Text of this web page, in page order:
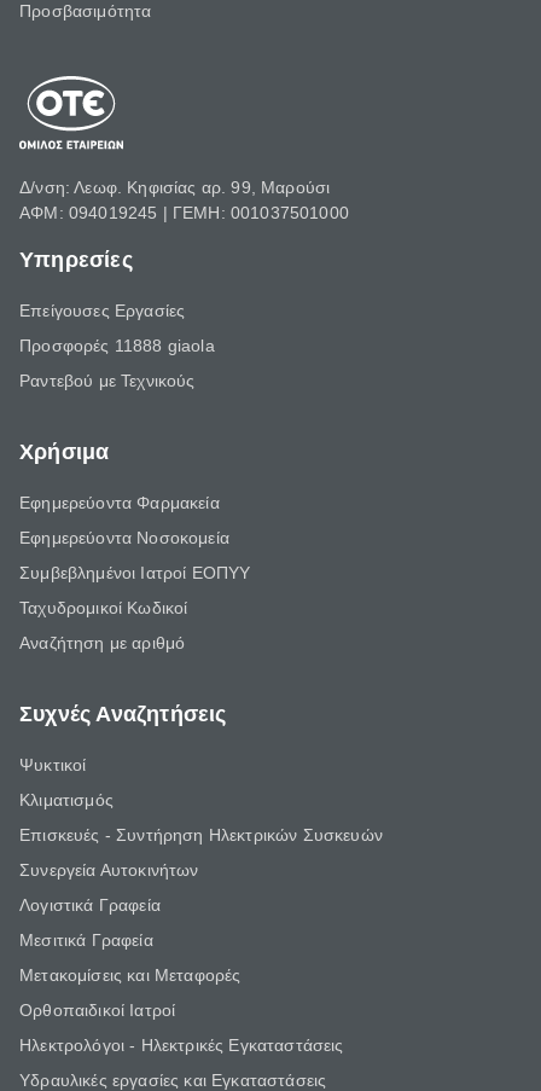
Προσβασιμότητα
Δ/νση: Λεωφ. Κηφισίας αρ. 99, Μαρούσι
ΑΦΜ: 094019245 | ΓΕΜΗ: 001037501000
Υπηρεσίες
Επείγουσες Εργασίες
Προσφορές 11888 giaola
Ραντεβού με Τεχνικούς
Χρήσιμα
Εφημερεύοντα Φαρμακεία
Εφημερεύοντα Νοσοκομεία
Συμβεβλημένοι Ιατροί ΕΟΠΥΥ
Ταχυδρομικοί Κωδικοί
Αναζήτηση με αριθμό
Συχνές Αναζητήσεις
Ψυκτικοί
Κλιματισμός
Επισκευές - Συντήρηση Ηλεκτρικών Συσκευών
Συνεργεία Αυτοκινήτων
Λογιστικά Γραφεία
Μεσιτικά Γραφεία
Μετακομίσεις και Μεταφορές
Ορθοπαιδικοί Ιατροί
Ηλεκτρολόγοι - Ηλεκτρικές Εγκαταστάσεις
Υδραυλικές εργασίες και Εγκαταστάσεις